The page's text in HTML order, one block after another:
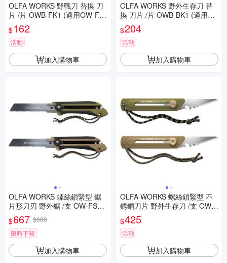
OLFA WORKS 野戰刀 替換 刀
片 /片 OWB-FK1 (適用OW-FK
1系列)
$162
活動
加入購物車
OLFA WORKS 螺絲鎖緊型 鋸
片形刀刃 野外鋸 /支 OW-FS1
系列
$667 $680
限時下殺
加入購物車
OLFA WORKS 野外生存刀 替
換 刀片 /片 OWB-BK1 (適用O
W-BK1系列)
$204
活動
加入購物車
OLFA WORKS 螺絲鎖緊型 不
銹鋼刀片 野外生存刀 /支 OW-B
K1 系列
$425
活動
加入購物車